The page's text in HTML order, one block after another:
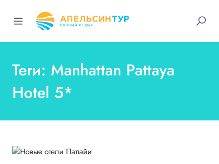
Теги: Manhattan Pattaya
Hotel 5*